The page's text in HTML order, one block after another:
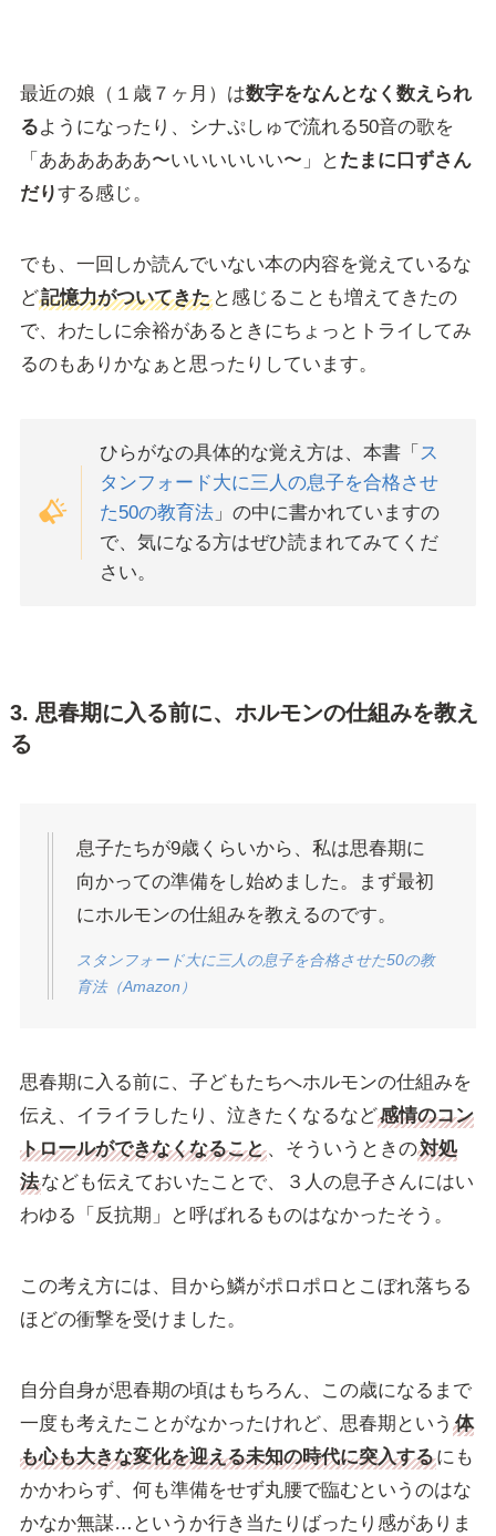
最近の娘（１歳７ヶ月）は数字をなんとなく数えられ
るようになったり、シナぷしゅで流れる50音の歌を
「ああああああ〜いいいいいい〜」と たまに口ずさん
だりする感じ。
でも、一回しか読んでいない本の内容を覚えているな
ど記憶力がついてきたと感じることも増えてきたの
で、わたしに余裕があるときにちょっとトライしてみ
るのもありかなぁと思ったりしています。
ひらがなの具体的な覚え方は、本書「 ス
タンフォード大に三人の息子を合格させ
た50の教育法 」の中に書かれていますの
で、気になる方はぜひ読まれてみてくだ
さい。
3. 思春期に入る前に、ホルモンの仕組みを教え
る
息子たちが9歳くらいから、私は思春期に
向かっての準備をし始めました。まず最初
にホルモンの仕組みを教えるのです。
スタンフォード大に三人の息子を合格させた50の教
育法（Amazon）
思春期に入る前に、子どもたちへホルモンの仕組みを
伝え、イライラしたり、泣きたくなるなど感情のコン
トロールができなくなること、そういうときの対処
法なども伝えておいたことで、３人の息子さんにはい
わゆる「反抗期」と呼ばれるものはなかったそう。
この考え方には、目から鱗がポロポロとこぼれ落ちる
ほどの衝撃を受けました。
自分自身が思春期の頃はもちろん、この歳になるまで
一度も考えたことがなかったけれど、思春期という 体
も心も大きな変化を迎える未知の時代に突入するにも
かかわらず、何も準備をせず丸腰で臨むというのはな
かなか無謀…というか行き当たりばったり感がありま